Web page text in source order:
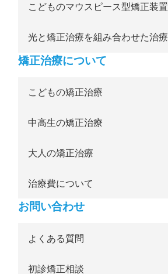
こどものマウスピース型矯正装置
光と矯正治療を組み合わせた治療
矯正治療について
こどもの矯正治療
中高生の矯正治療
大人の矯正治療
治療費について
お問い合わせ
よくある質問
初診矯正相談